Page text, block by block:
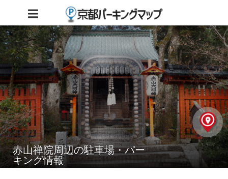
赤山禅院周辺の駐車場・パー
キング情報